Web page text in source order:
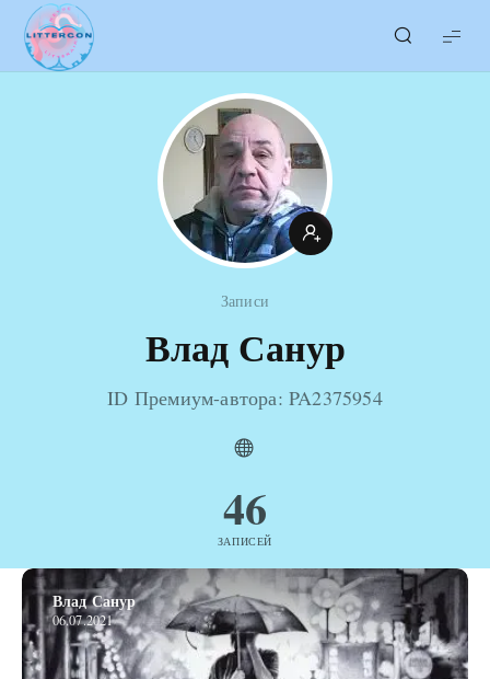
LITTERcon
Записи
Влад Санур
ID Премиум-автора: PA2375954
46
ЗАПИСЕЙ
Влад Санур
06.07.2021